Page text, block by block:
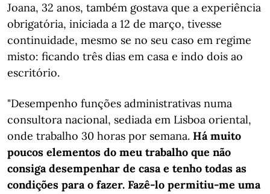
Joana, 32 anos, também gostava que a experiência
obrigatória, iniciada a 12 de março, tivesse
continuidade, mesmo se no seu caso em regime
misto: ficando três dias em casa e indo dois ao
escritório.
"Desempenho funções administrativas numa
consultora nacional, sediada em Lisboa oriental,
onde trabalho 30 horas por semana. Há muito
poucos elementos do meu trabalho que não
consiga desempenhar de casa e tenho todas as
condições para o fazer. Fazê-lo permitiu-me uma